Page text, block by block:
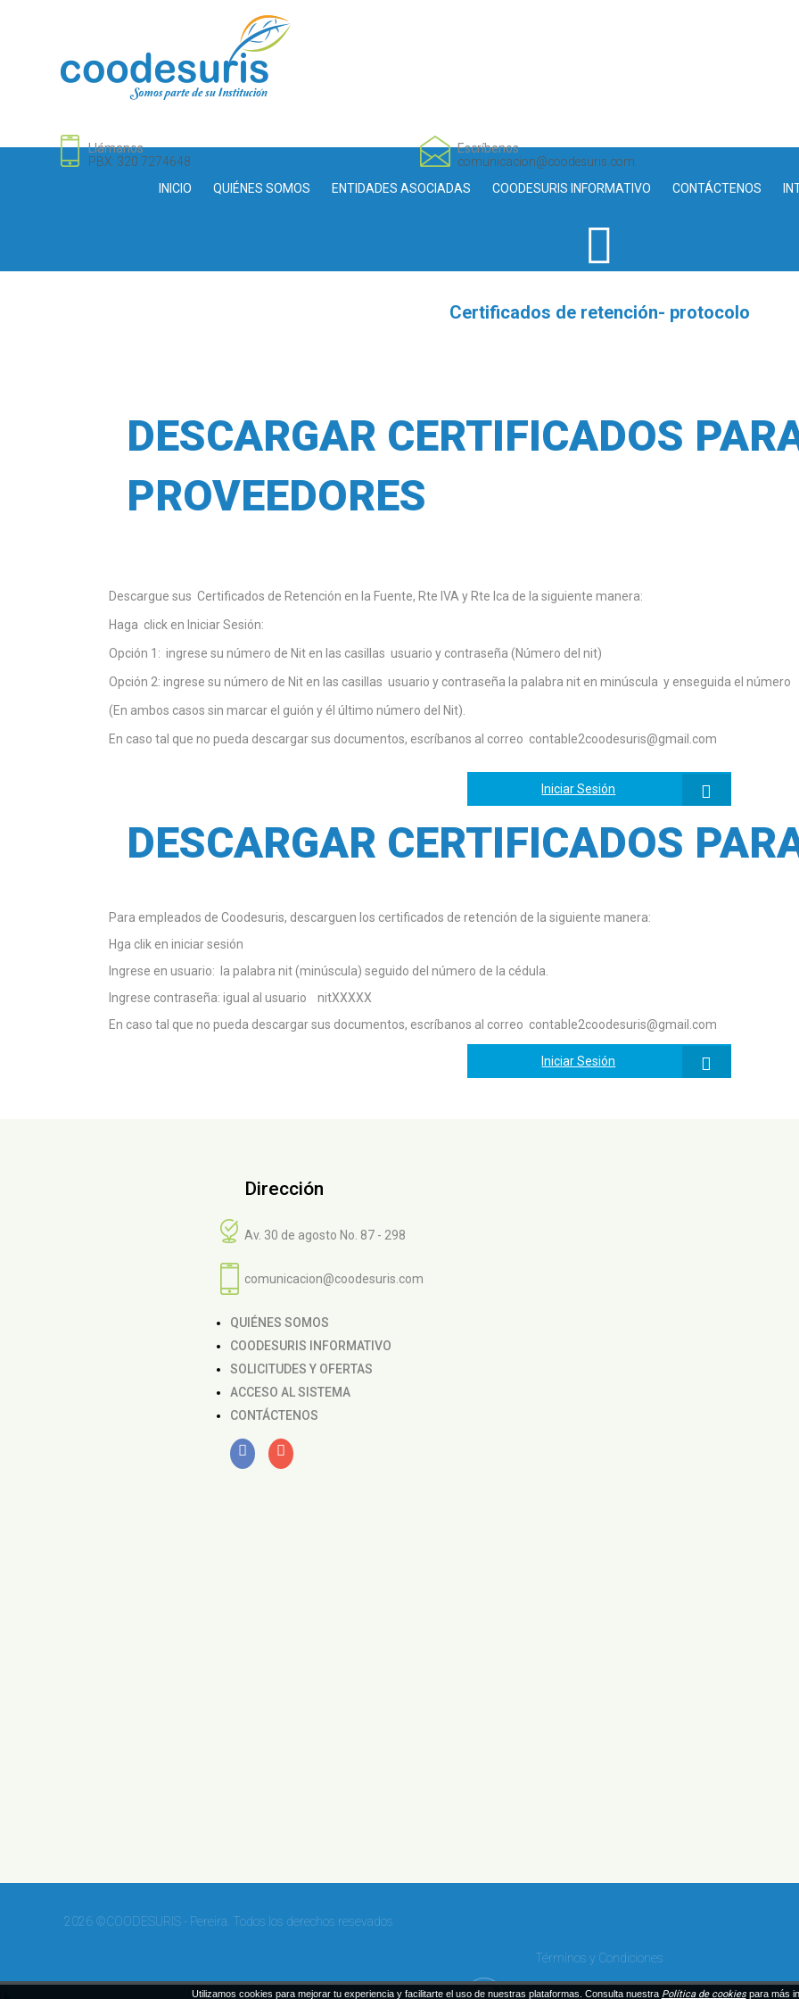
Llámanos
PBX: 320 7274648
Escríbenos
comunicacion@coodesuris.com
INICIO
QUIÉNES SOMOS ENTIDADES ASOCIADAS COODESURIS INFORMATIVO CONTÁCTENOS
Certificados de retención- protocolo
DESCARGAR CERTIFICADOS
PROVEEDORES
Descargue sus Certificados de Retención en la Fuente, Rte IVA y Rte Ica de la siguiente manera:
Haga click en Iniciar Sesión:
Opción 1: ingrese su número de Nit en las casillas usuario y contraseña (Número del nit)
Opción 2: ingrese su número de Nit en las casillas usuario y contraseña la palabra nit en minúscula y enseguida el número
(En ambos casos sin marcar el guión y él último número del Nit).
En caso tal que no pueda descargar sus documentos, escríbanos al correo contable2coodesuris@gmail.com
Iniciar Sesión
DESCARGAR CERTIFICADOS
Para empleados de Coodesuris, descarguen los certificados de retención de la siguiente manera:
Hga clik en iniciar sesión
Ingrese en usuario: la palabra nit (minúscula) seguido del número de la cédula.
Ingrese contraseña: igual al usuario nitXXXXX
En caso tal que no pueda descargar sus documentos, escríbanos al correo contable2coodesuris@gmail.com
Iniciar Sesión
Dirección
Av. 30 de agosto No. 87 - 298
comunicacion@coodesuris.com
QUIÉNES SOMOS
COODESURIS INFORMATIVO
SOLICITUDES Y OFERTAS
ACCESO AL SISTEMA
CONTÁCTENOS
2026 ©COODESURIS - Pereira. Todos los derechos resevados
Términos y Condiciones
Utilizamos cookies para mejorar tu experiencia y facilitarte el uso de nuestras plataformas. Consulta nuestra Política de cookiespara más